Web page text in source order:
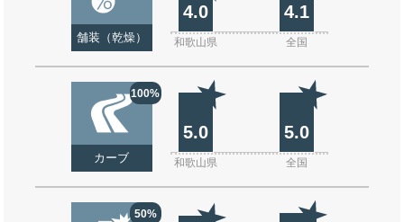
舗装（乾燥）
4.0 4.1
和歌山県 全国
100%
カーブ
5.0 5.0
和歌山県 全国
50%